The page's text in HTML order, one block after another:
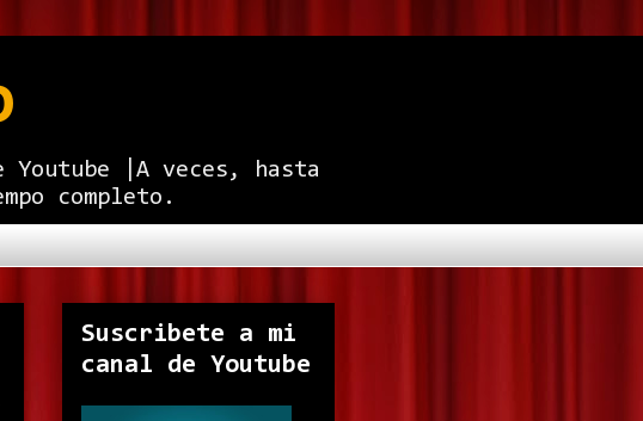
|A veces, hasta
completo.
Suscribete a mi
canal de Youtube